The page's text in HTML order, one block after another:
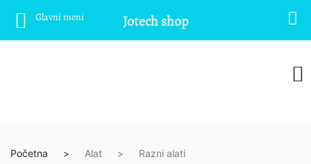
Početna Alat
Razni alati
Glavni meni Jotech shop